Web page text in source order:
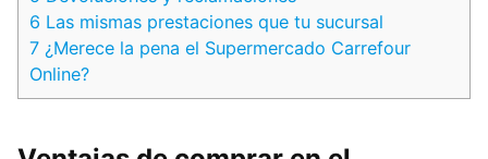
6 Las mismas prestaciones que tu sucursal
7 ¿Merece la pena el Supermercado Carrefour
Online?